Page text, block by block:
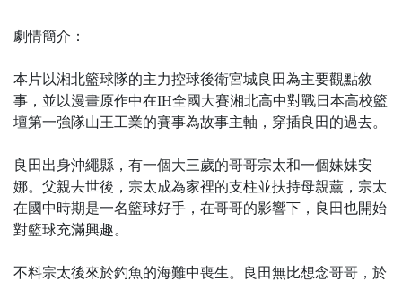
劇情簡介：
本片以湘北籃球隊的主力控球後衛宮城良田為主要觀點敘
事，並以漫畫原作中在IH全國大賽湘北高中對戰日本高校籃
壇第一強隊山王工業的賽事為故事主軸，穿插良田的過去。
良田出身沖繩縣，有一個大三歲的哥哥宗太和一個妹妹安
娜。父親去世後，宗太成為家裡的支柱並扶持母親薰，宗太
在國中時期是一名籃球好手，在哥哥的影響下，良田也開始
對籃球充滿興趣。
不料宗太後來於釣魚的海難中喪生。良田無比想念哥哥，於